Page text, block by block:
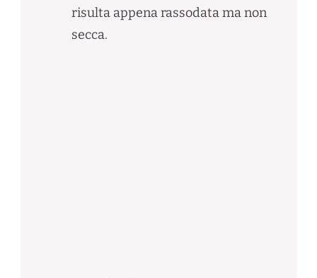
risulta appena rassodata ma non
secca.